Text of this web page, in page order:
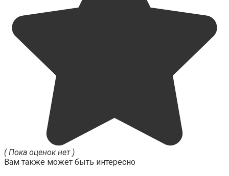
( Пока оценок нет )
Вам также может быть интересно